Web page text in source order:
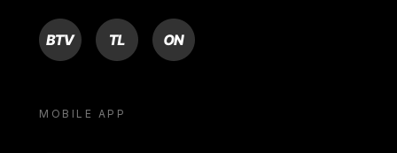
BTV TL ON
MOBILE APP